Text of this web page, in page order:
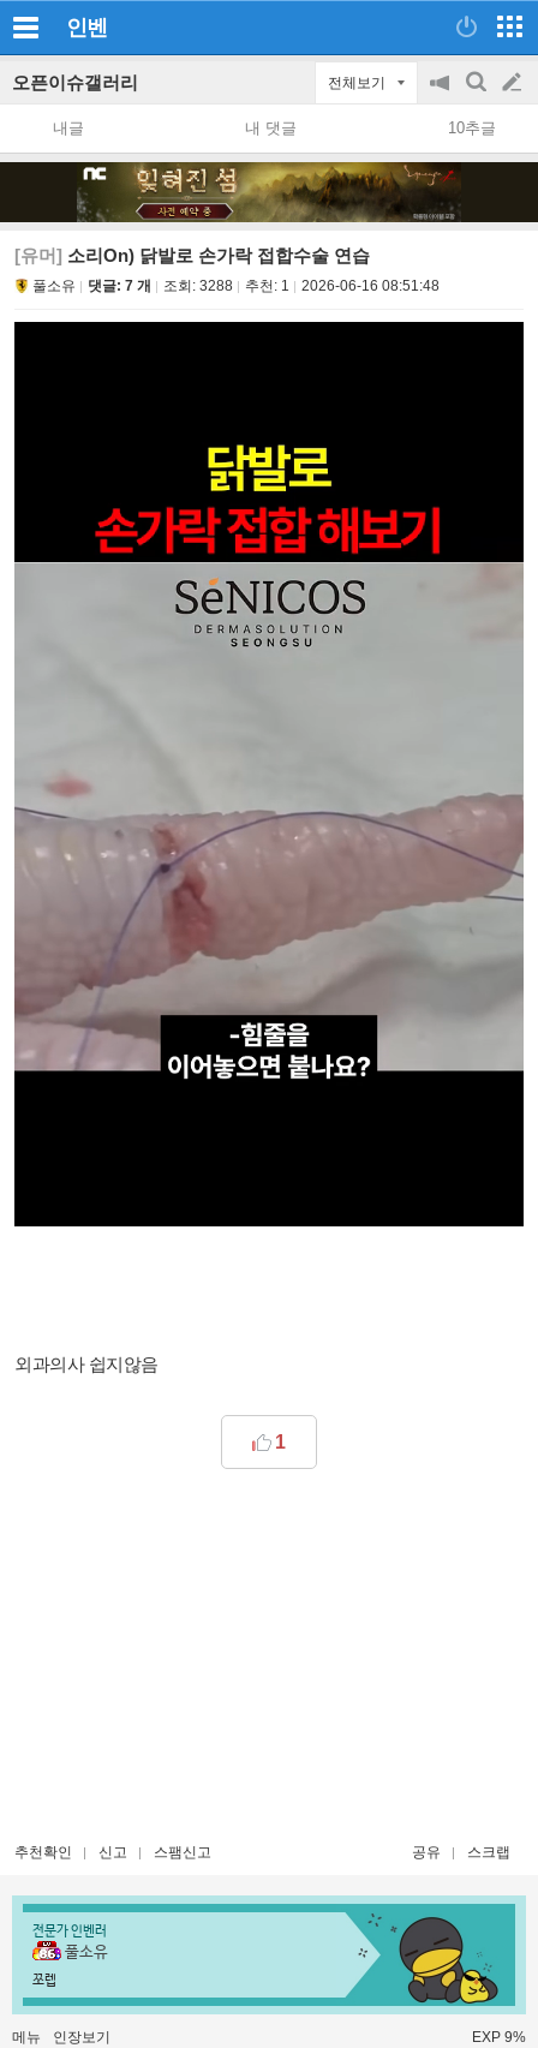
인벤
오픈이슈갤러리 전체보기
공
지
on/off
검
색
글
쓰
내글 내 댓글 10추글
[유머] 소리On) 닭발로 손가락 접합수술 연습
풀소유 댓글: 7 개 조회: 3288 추천: 1 2026-06-16 08:51:48
외과의사 쉽지않음
1
추천확인 신고 스팸신고 공유 스크랩
전문가 인벤러
풀소유
쪼렙
메뉴 인장보기 EXP 9%